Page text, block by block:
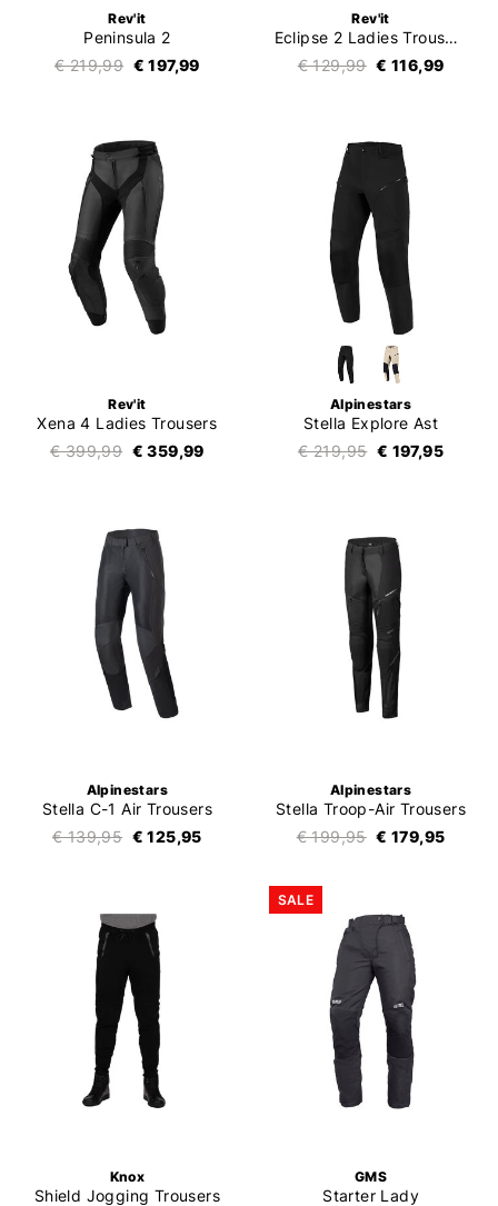
Rev'it
Peninsula 2
€ 219,99 € 197,99
Rev'it
Eclipse 2 Ladies Trousers
€ 129,99 € 116,99
Rev'it
Xena 4 Ladies Trousers
€ 399,99 € 359,99
Alpinestars
Stella Explore Ast
€ 219,95 € 197,95
Alpinestars
Stella C-1 Air Trousers
€ 139,95 € 125,95
Alpinestars
Stella Troop-Air Trousers
€ 199,95 € 179,95
Knox
Shield Jogging Trousers
SALE
GMS
Starter Lady